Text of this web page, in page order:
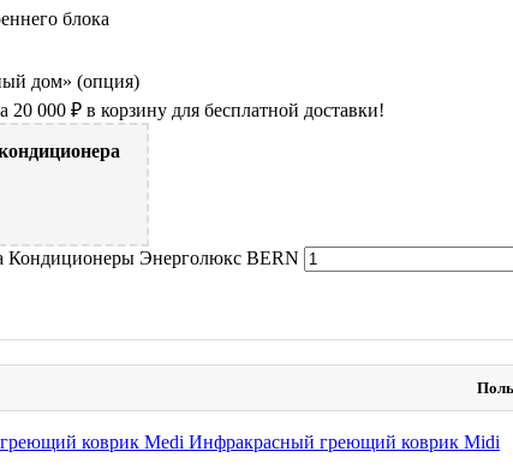
блока
дом» (опция)
20 000 ₽ в корзину для бесплатной доставки!
Кондиционеры Энерголюкс BERN
Инфракрасный греющий коврик Midi